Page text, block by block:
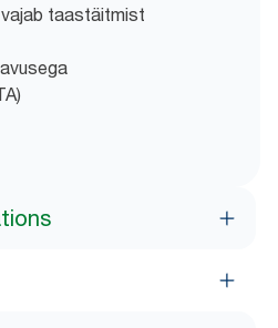
taastäitmist